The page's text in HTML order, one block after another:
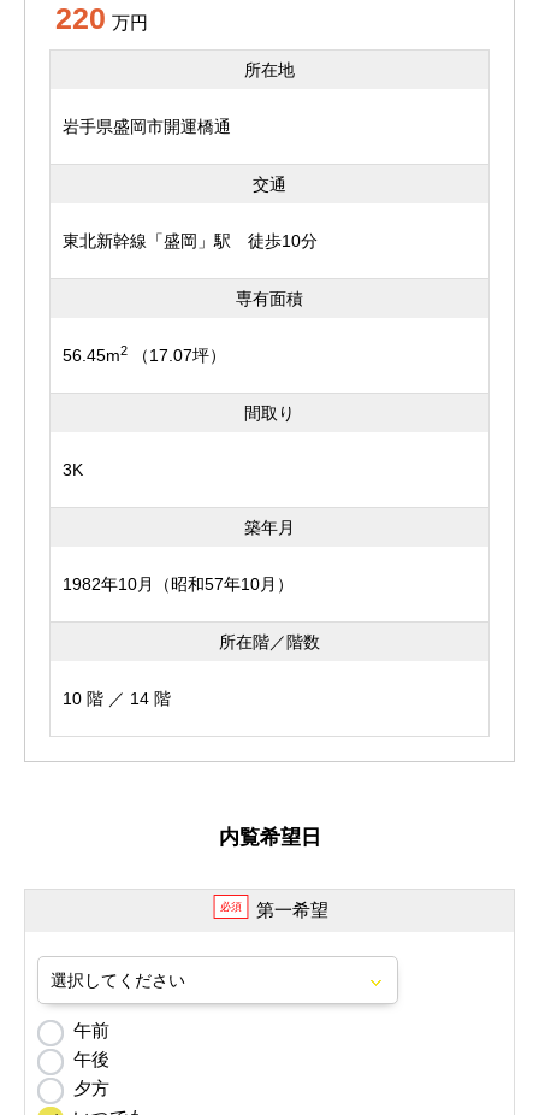
220 万円
所在地
岩手県盛岡市開運橋通
交通
東北新幹線「盛岡」駅 徒歩10分
専有面積
56.45m2 （17.07坪）
間取り
3K
築年月
1982年10月（昭和57年10月）
所在階／階数
10 階 ／ 14 階
内覧希望日
必須 第一希望
午前
午後
夕方